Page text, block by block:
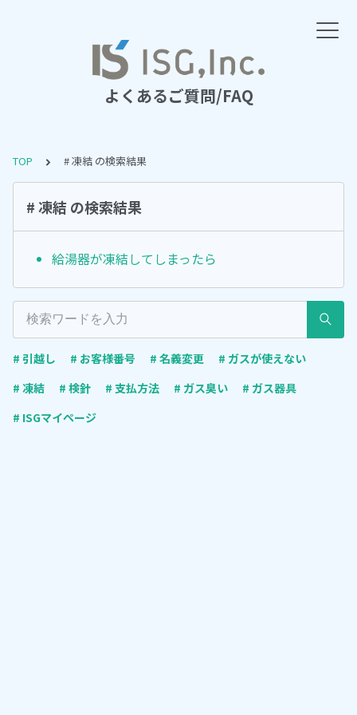
よくあるご質問/FAQ
TOP # 凍結 の検索結果
# 凍結 の検索結果
給湯器が凍結してしまったら
# 引越し # お客様番号 # 名義変更
# ガスが使えない
# 凍結
# 検針 # 支払方法 # ガス臭い
# ガス器具
# ISGマイページ